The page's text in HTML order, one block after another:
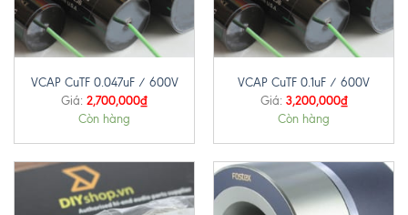
VCAP CuTF 0.047uF / 600V
Giá: 2,700,000₫
Còn hàng
VCAP CuTF 0.1uF / 600V
Giá: 3,200,000₫
Còn hàng